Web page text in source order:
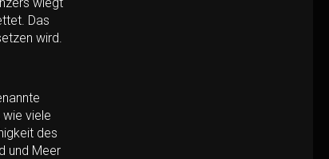
Das
wird.
viele
des
und Meer